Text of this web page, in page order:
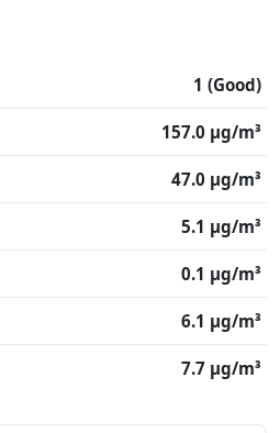
1 (Good)
157.0 μg/m³
47.0 μg/m³
5.1 μg/m³
0.1 μg/m³
6.1 μg/m³
7.7 μg/m³